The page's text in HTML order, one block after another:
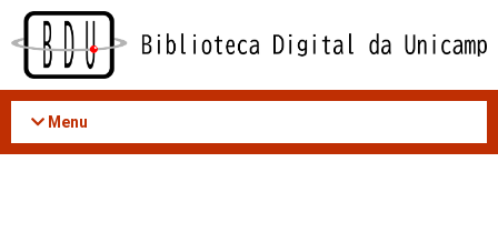
Acessar
conteúdo
Menu